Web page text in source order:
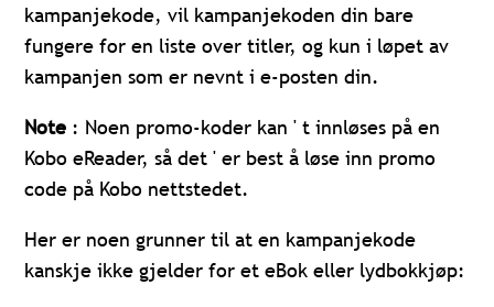
kampanjekode, vil kampanjekoden din bare
fungere for en liste over titler, og kun i løpet av
kampanjen som er nevnt i e-posten din.
Note : Noen promo-koder kan ' t innløses på en
Kobo eReader, så det ' er best å løse inn promo
code på Kobo nettstedet.
Her er noen grunner til at en kampanjekode
kanskje ikke gjelder for et eBok eller lydbokkjøp: